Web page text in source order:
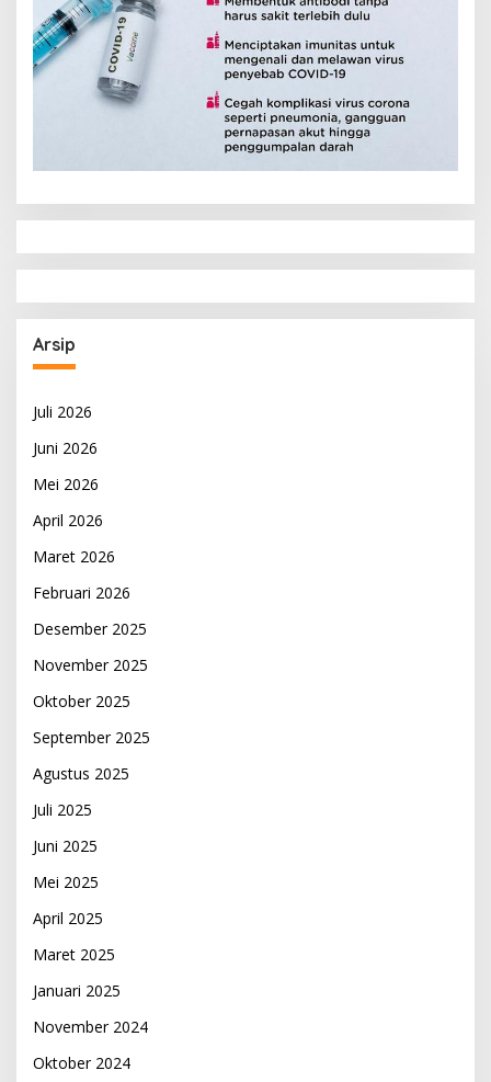
Arsip
Juli 2026
Juni 2026
Mei 2026
April 2026
Maret 2026
Februari 2026
Desember 2025
November 2025
Oktober 2025
September 2025
Agustus 2025
Juli 2025
Juni 2025
Mei 2025
April 2025
Maret 2025
Januari 2025
November 2024
Oktober 2024